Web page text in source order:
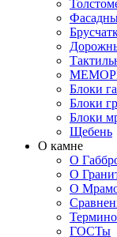
Блоки
Блоки
Блоки
Щебень
О камне
О
О
О
ГОСТы